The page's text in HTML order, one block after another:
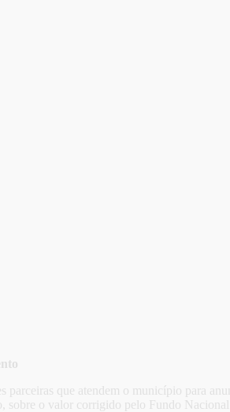
que atendem o município para
sobre o valor corrigido pelo Fundo